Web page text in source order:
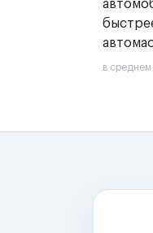
в среднем